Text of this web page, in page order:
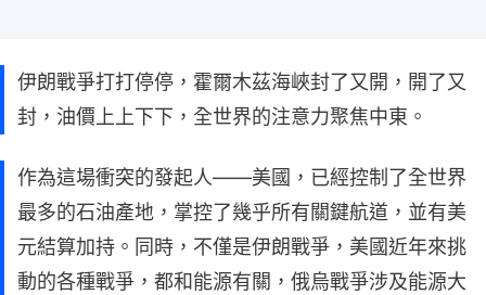
伊朗戰爭打打停停，霍爾木茲海峽封了又開，開了又
封，油價上上下下，全世界的注意力聚焦中東。
作為這場衝突的發起人——美國，已經控制了全世界
最多的石油產地，掌控了幾乎所有關鍵航道，並有美
元結算加持。同時，不僅是伊朗戰爭，美國近年來挑
動的各種戰爭，都和能源有關，俄烏戰爭涉及能源大